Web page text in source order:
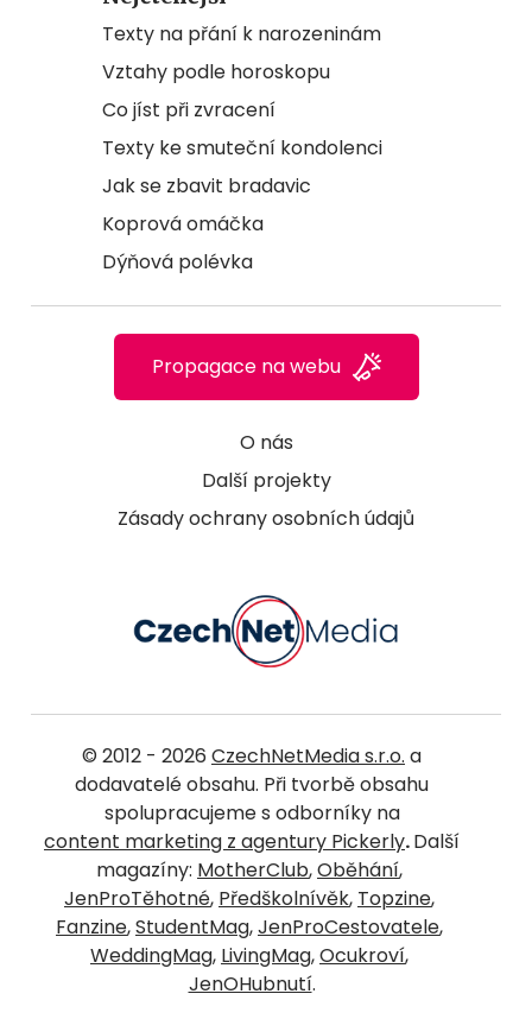
Texty na přání k narozeninám
Vztahy podle horoskopu
Co jíst při zvracení
Texty ke smuteční kondolenci
Jak se zbavit bradavic
Koprová omáčka
Dýňová polévka
O nás
Další projekty
Zásady ochrany osobních údajů
Propagace na webu
© 2012 - 2026 CzechNetMedia s.r.o. a
dodavatelé obsahu. Při tvorbě obsahu
spolupracujeme s odborníky na
content marketing z agentury Pickerly.Další
magazíny: MotherClub,Oběhání,
JenProTěhotné, Předškolnívěk, Topzine,
Fanzine,StudentMag,JenProCestovatele,
WeddingMag, LivingMag,Ocukroví,
JenOHubnutí.